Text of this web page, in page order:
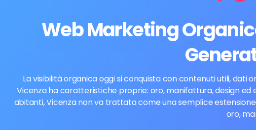
Web Marketing
La visibilità organica oggi si conquista con contenuti utili,
Vicenza ha caratteristiche proprie: oro, manifattura, design
abitanti, Vicenza non va trattata come una semplice
oro,